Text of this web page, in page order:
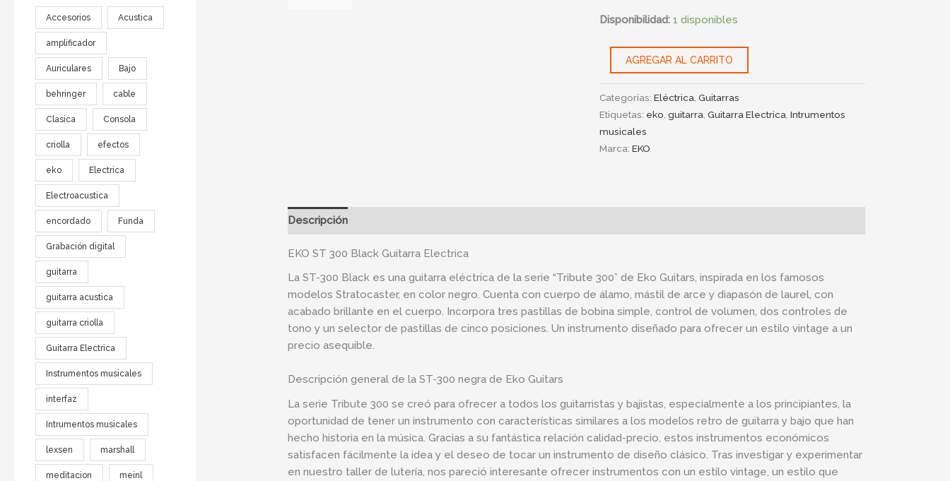
Accesorios Acustica
amplificador
Auriculares Bajo
behringer cable
Clasica Consola
criolla efectos
eko Electrica
Electroacustica
encordado Funda
Grabación digital
guitarra
guitarra acustica
guitarra criolla
Guitarra Electrica
Instrumentos musicales
interfaz
Intrumentos musicales
lexsen marshall
meditacion meinl
Disponibilidad: 1 disponibles
AGREGAR AL CARRITO
Categorías:Eléctrica ,Guitarras
Etiquetas: eko ,guitarra ,Guitarra Electrica ,Intrumentos
musicales
Marca:EKO
Descripción
EKO ST 300 Black Guitarra Electrica
La ST-300 Black es una guitarra eléctrica de la serie “Tribute 300” de Eko Guitars, inspirada en los famosos
modelos Stratocaster, en color negro. Cuenta con cuerpo de álamo, mástil de arce y diapasón de laurel, con
acabado brillante en el cuerpo. Incorpora tres pastillas de bobina simple, control de volumen, dos controles de
tono y un selector de pastillas de cinco posiciones. Un instrumento diseñado para ofrecer un estilo vintage a un
precio asequible.
Descripción general de la ST-300 negra de Eko Guitars
La serie Tribute 300 se creó para ofrecer a todos los guitarristas y bajistas, especialmente a los principiantes, la
oportunidad de tener un instrumento con características similares a los modelos retro de guitarra y bajo que han
hecho historia en la música. Gracias a su fantástica relación calidad-precio, estos instrumentos económicos
satisfacen fácilmente la idea y el deseo de tocar un instrumento de diseño clásico. Tras investigar y experimentar
en nuestro taller de lutería, nos pareció interesante ofrecer instrumentos con un estilo vintage, un estilo que